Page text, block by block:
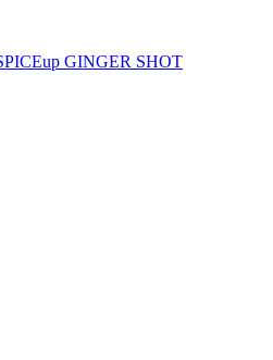
GINGER SHOT